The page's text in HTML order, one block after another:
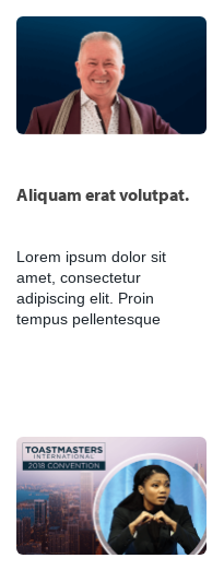
Aliquam erat volutpat.
Lorem ipsum dolor sit
amet, consectetur
adipiscing elit. Proin
tempus pellentesque